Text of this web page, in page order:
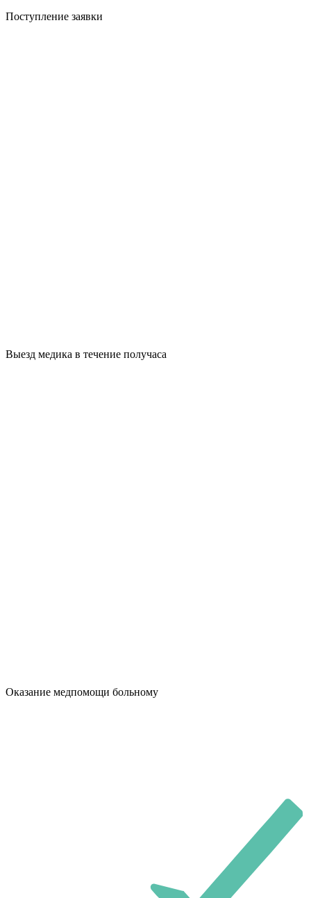
Поступление заявки
Выезд медика в течение получаса
Оказание медпомощи больному